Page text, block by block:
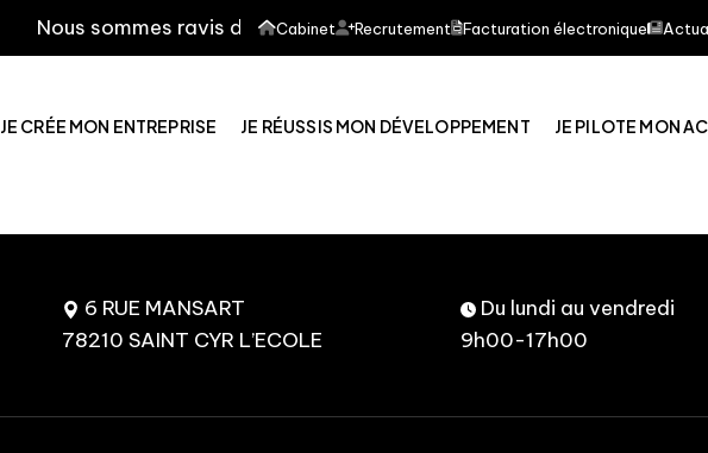
Nous sommes ravis de vous informer que notre cabinet d'expertise
Cabinet Recrutement Facturation électronique
JE CRÉE MON ENTREPRISE JE RÉUSSIS MON DÉVELOPPEMENT JE PILOTE MON
6 RUE MANSART
78210 SAINT CYR L’ECOLE
Du lundi au vendredi
9h00-17h00